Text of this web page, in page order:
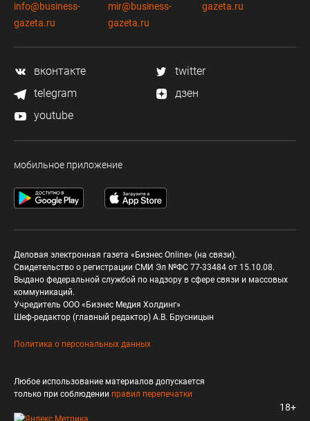
info@business-
gazeta.ru
mir@business-
gazeta.ru
gazeta.ru
вконтакте
twitter
telegram
дзен
youtube
мобильное приложение
Деловая электронная газета «Бизнес Online» (на связи).
Свидетельство о регистрации СМИ Эл №ФС 77-33484 от 15.10.08.
Выдано федеральной службой по надзору в сфере связи и массовых
коммуникаций.
Учредитель ООО «Бизнес Медия Холдинг»
Шеф-редактор (главный редактор) А.В. Брусницын
Политика о персональных данных
Любое использование материалов допускается
только при соблюдении правил перепечатки
18+